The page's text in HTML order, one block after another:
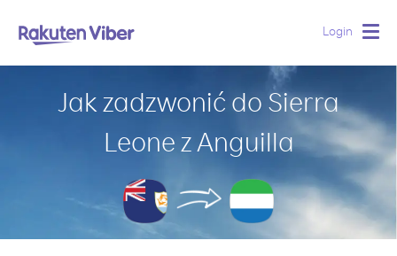
Login
Jak zadzwonić do Sierra
Leone z Anguilla